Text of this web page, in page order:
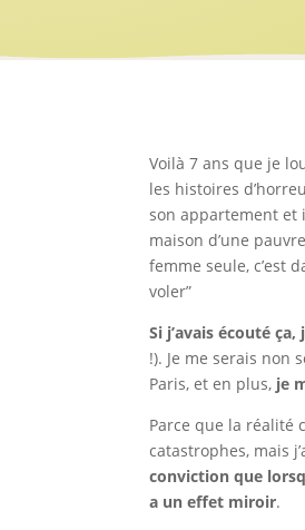
Voilà 7 ans que je
les histoires
son appartement et
maison d’une
femme seule, c’est
voler”
Si j’avais écouté
!). Je me serais non
Paris, et en plus, je
Parce que la réalité
catastrophes, mais
conviction que
a un effet miroir.